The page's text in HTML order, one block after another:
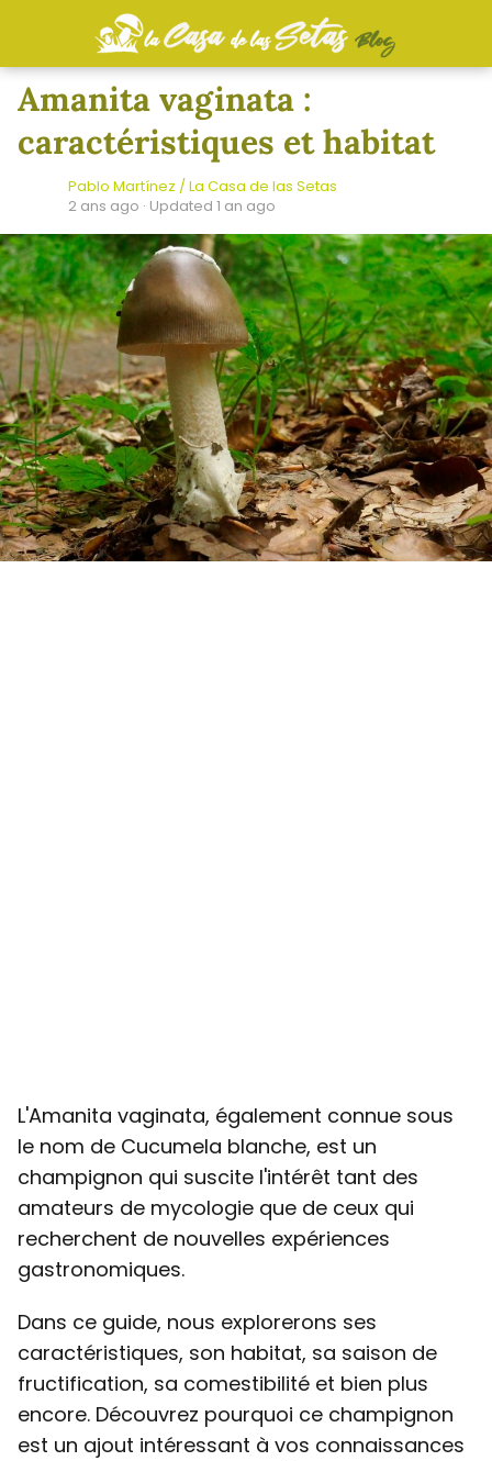
Amanita vaginata :
caractéristiques et habitat
Pablo Martínez / La Casa de las Setas
2 ans ago · Updated 1 an ago
L'Amanita vaginata, également connue sous
le nom de Cucumela blanche, est un
champignon qui suscite l'intérêt tant des
amateurs de mycologie que de ceux qui
recherchent de nouvelles expériences
gastronomiques.
Dans ce guide, nous explorerons ses
caractéristiques, son habitat, sa saison de
fructification, sa comestibilité et bien plus
encore. Découvrez pourquoi ce champignon
est un ajout intéressant à vos connaissances